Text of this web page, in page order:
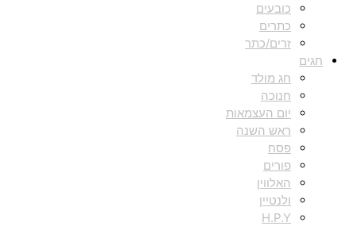
כובעים
כתרים
זרים/כתר
חגים
חג מולד
חנוכה
יום העצמאות
ראש השנה
פסח
פורים
האלווין
ולנטיין
H.P.Y